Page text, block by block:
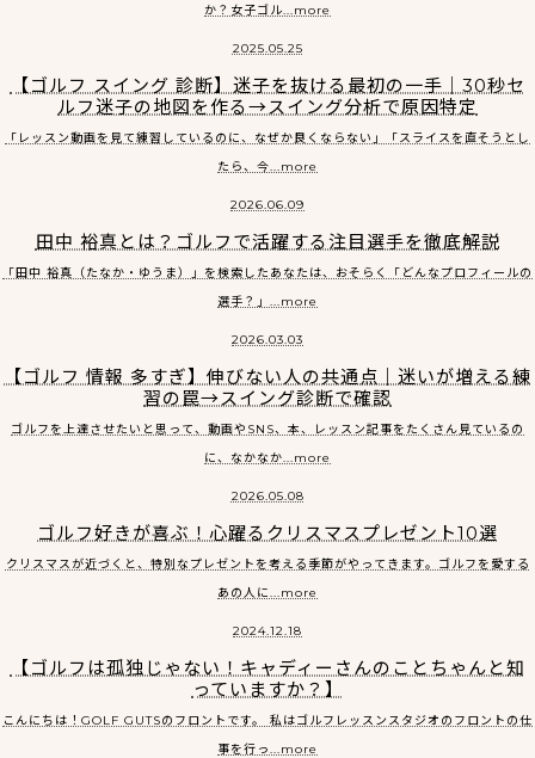
か？女子ゴル...more
2025.05.25
【ゴルフ スイング 診断】迷子を抜ける最初の一手｜30秒セ
ルフ迷子の地図を作る→スイング分析で原因特定
「レッスン動画を見て練習しているのに、なぜか良くならない」「スライスを直そうとし
たら、今...more
2026.06.09
田中 裕真とは？ゴルフで活躍する注目選手を徹底解説
「田中 裕真（たなか・ゆうま）」を検索したあなたは、おそらく「どんなプロフィールの
選手？」...more
2026.03.03
【ゴルフ 情報 多すぎ】伸びない人の共通点｜迷いが増える練
習の罠→スイング診断で確認
ゴルフを上達させたいと思って、動画やSNS、本、レッスン記事をたくさん見ているの
に、なかなか...more
2026.05.08
ゴルフ好きが喜ぶ！心躍るクリスマスプレゼント10選
クリスマスが近づくと、特別なプレゼントを考える季節がやってきます。ゴルフを愛する
あの人に...more
2024.12.18
【ゴルフは孤独じゃない！キャディーさんのことちゃんと知
っていますか？】
こんにちは！GOLF GUTSのフロントです。 私はゴルフレッスンスタジオのフロントの仕
事を行っ...more